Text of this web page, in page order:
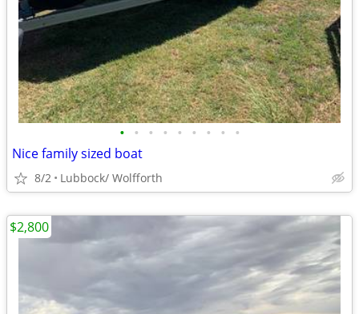
• • • • • • • • •
Nice family sized boat
8/2 Lubbock/ Wolfforth
$2,800